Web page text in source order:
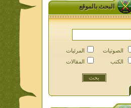
البحث بالموقع
الصوتيات
الكتب
المرئيات
المقالات